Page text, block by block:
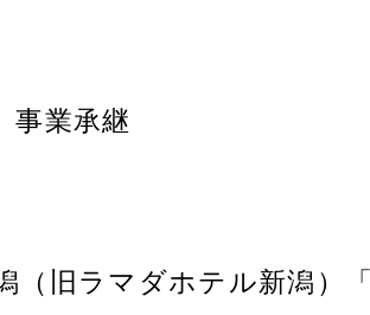
事業承継
（旧ラマダホテル新潟）